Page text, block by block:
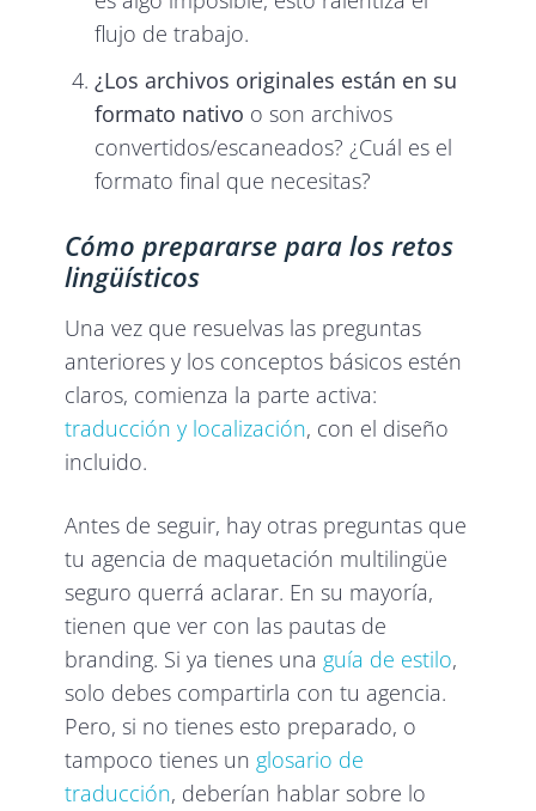
flujo de trabajo.
¿Los archivos originales están en su
formato nativo o son archivos
convertidos/escaneados? ¿Cuál es el
formato final que necesitas?
Cómo prepararse para los retos
lingüísticos
Una vez que resuelvas las preguntas
anteriores y los conceptos básicos estén
claros, comienza la parte activa:
traducción y localización, con el diseño
incluido.
Antes de seguir, hay otras preguntas que
tu agencia de maquetación multilingüe
seguro querrá aclarar. En su mayoría,
tienen que ver con las pautas de
branding. Si ya tienes unaguía de estilo,
solo debes compartirla con tu agencia.
Pero, si no tienes esto preparado, o
tampoco tienes unglosario de
traducción, deberían hablar sobre lo